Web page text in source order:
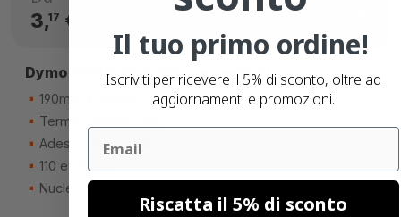
3,17 €
Dymo 99018 etichette compatibili
190mm x 38mm
Termico diretto (top)
Adesivo removibile
110 etichette
Nucleo di 25mm
Il tuo primo ordine!
Iscriviti per ricevere il 5% di sconto, oltre ad
aggiornamenti e promozioni.
Email
Riscatta il 5% di sconto